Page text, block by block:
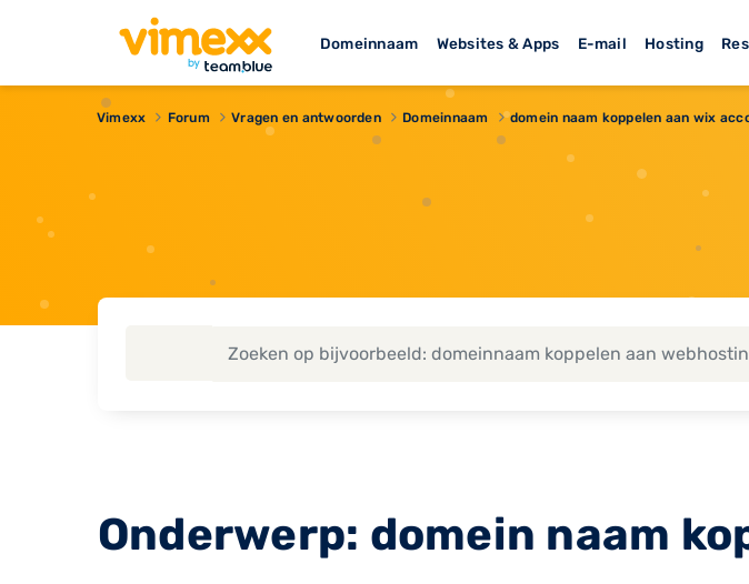
Domeinnaam Websites & Apps E-mail Hosting
Vimexx Forum Vragen en antwoorden Domeinnaam domein naam koppelen aan wix
Onderwerp: domein naam